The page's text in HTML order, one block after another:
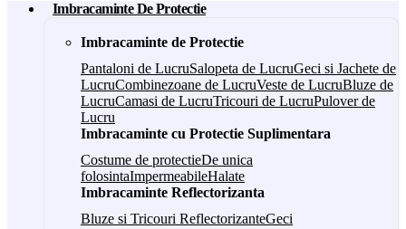
Imbracaminte De Protectie
Imbracaminte de Protectie
Pantaloni de LucruSalopeta de LucruGeci si Jachete de
LucruCombinezoane de LucruVeste de LucruBluze de
LucruCamasi de LucruTricouri de LucruPulover de
Lucru
Imbracaminte cu Protectie Suplimentara
Costume de protectieDe unica
folosintaImpermeabileHalate
Imbracaminte Reflectorizanta
Bluze si Tricouri ReflectorizanteGeci